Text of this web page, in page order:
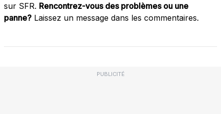
sur SFR. Rencontrez-vous des problèmes ou une
panne? Laissez un message dans les commentaires.
PUBLICITÉ